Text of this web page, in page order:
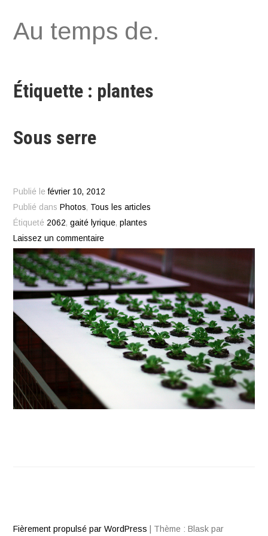
au
Au temps de.
Étiquette : plantes
Sous serre
Publié lefévrier 10, 2012
Publié dans Photos, Tous les articles
Étiqueté 2062,gaité lyrique,plantes
Laissez un commentaire
Fièrement propulsé par WordPress Thème : Blask par